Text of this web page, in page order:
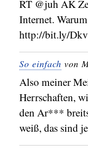
RT @juh AK
Internet.
http://bit.ly/
So einfach von
Also meiner
Herrschaften,
den Ar***
weiß, das sind